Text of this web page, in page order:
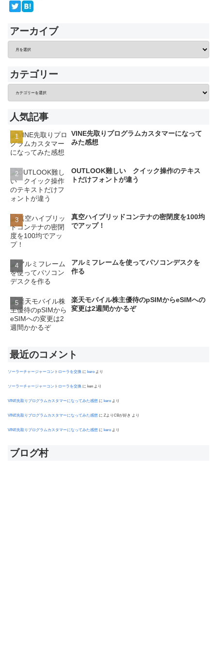
アーカイブ
カテゴリー
人気記事
VINE先取りプログラムカスタマーになって
みた感想
OUTLOOK難しい クイック操作のテキス
トだけフォントが違う
真空ハイブリッドコンテナの密閉度を100均
でアップ！
アルミフレームを使ってパソコンデスクを
作る
楽天モバイル株主優待のpSIMからeSIMへの
変更は2週間かかるぞ
最近のコメント
ソーラーチャージャーコントローラを交換 に kero より
ソーラーチャージャーコントローラを交換 に ken より
VINE先取りプログラムカスタマーになってみた感想 に kero より
VINE先取りプログラムカスタマーになってみた感想 に ZよりCBが好き より
VINE先取りプログラムカスタマーになってみた感想 に kero より
ブログ村